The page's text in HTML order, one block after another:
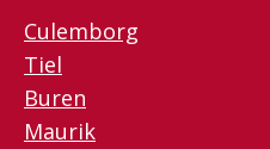
Culemborg
Tiel
Buren
Maurik